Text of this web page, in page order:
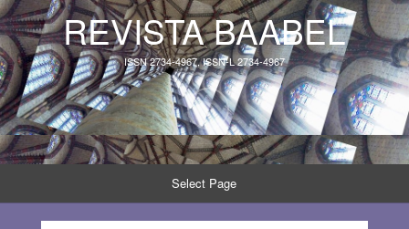
REVISTA BAABEL
ISSN 2734-4967, ISSN-L 2734-4967
Select Page